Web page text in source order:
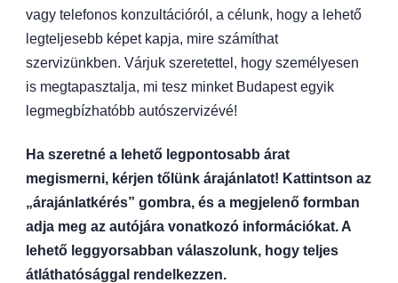
vagy telefonos konzultációról, a célunk, hogy a lehető
legteljesebb képet kapja, mire számíthat
szervizünkben. Várjuk szeretettel, hogy személyesen
is megtapasztalja, mi tesz minket Budapest egyik
legmegbízhatóbb autószervizévé!
Ha szeretné a lehető legpontosabb árat
megismerni, kérjen tőlünk árajánlatot! Kattintson az
„árajánlatkérés” gombra, és a megjelenő formban
adja meg az autójára vonatkozó információkat. A
lehető leggyorsabban válaszolunk, hogy teljes
átláthatósággal rendelkezzen.